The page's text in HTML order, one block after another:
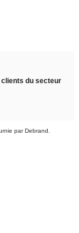
du secteur